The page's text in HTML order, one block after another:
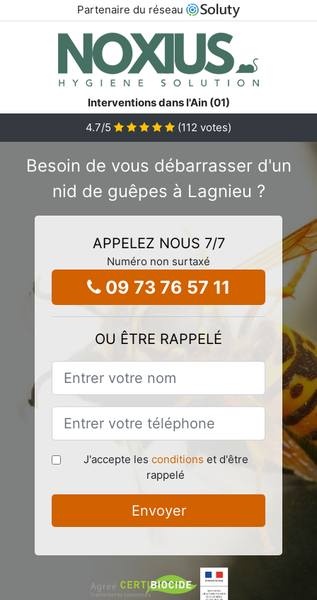
Partenaire du réseau
Interventions dans l'Ain (01)
4.7/5 (112 votes)
Besoin de vous débarrasser d'un
nid de guêpes à Lagnieu ?
APPELEZ NOUS 7/7
Numéro non surtaxé
09 73 76 57 11
OU ÊTRE RAPPELÉ
J'accepte les conditions et d'être
rappelé
Envoyer